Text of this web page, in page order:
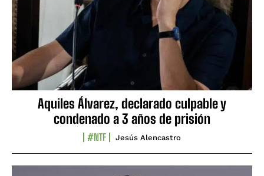
Aquiles Álvarez, declarado culpable y
condenado a 3 años de prisión
#NTF Jesús Alencastro